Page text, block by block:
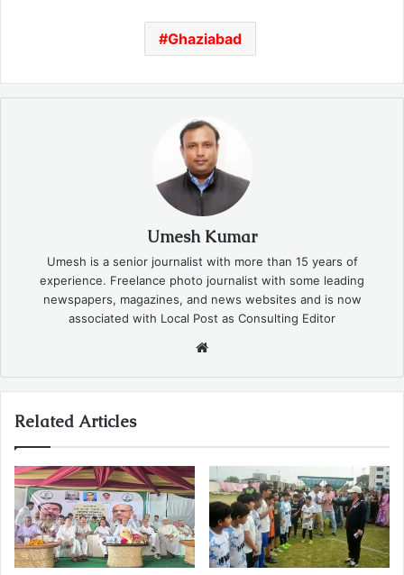
Ghaziabad
Umesh Kumar
Umesh is a senior journalist with more than 15 years of
experience. Freelance photo journalist with some leading
newspapers, magazines, and news websites and is now
associated with Local Post as Consulting Editor
Related Articles